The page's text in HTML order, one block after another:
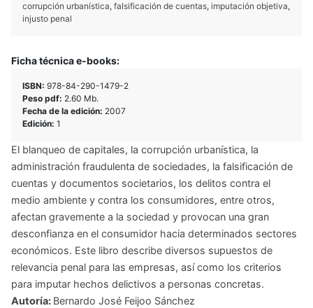
corrupción urbanística, falsificación de cuentas, imputación objetiva,
injusto penal
Ficha técnica e-books:
ISBN: 978-84-290-1479-2
Peso pdf: 2.60 Mb.
Fecha de la edición: 2007
Edición: 1
El blanqueo de capitales, la corrupción urbanística, la
administración fraudulenta de sociedades, la falsificación de
cuentas y documentos societarios, los delitos contra el
medio ambiente y contra los consumidores, entre otros,
afectan gravemente a la sociedad y provocan una gran
desconfianza en el consumidor hacia determinados sectores
económicos. Este libro describe diversos supuestos de
relevancia penal para las empresas, así como los criterios
para imputar hechos delictivos a personas concretas.
Autoría: Bernardo José Feijoo Sánchez